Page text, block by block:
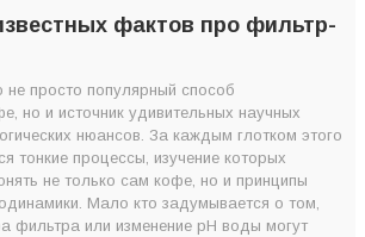
фактов про фильтр-
не просто популярный способ
но и источник удивительных научных
нюансов. За каждым глотком этого
тонкие процессы, изучение которых
не только сам кофе, но и принципы
Мало кто задумывается о том,
фильтра или изменение рН воды могут